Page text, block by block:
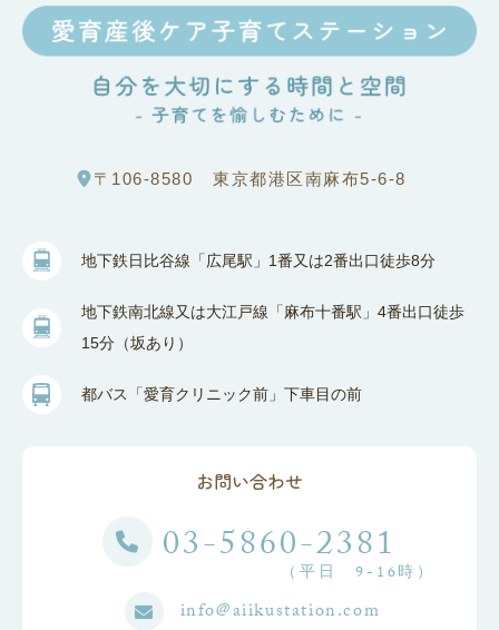
〒106-8580 東京都港区南麻布5-6-8
地下鉄日比谷線「広尾駅」1番又は2番出口徒歩8分
地下鉄南北線又は大江戸線「麻布十番駅」4番出口徒歩
15分（坂あり）
都バス「愛育クリニック前」下車目の前
お問い合わせ
03-5860-2381
（平日 9-16時）
info@aiikustation.com